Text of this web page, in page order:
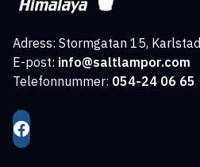
Adress: Stormgatan 15, Karlstad
E-post: info@saltlampor.com
Telefonnummer: 054-24 06 65